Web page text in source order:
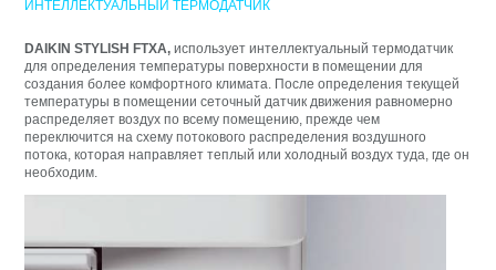
ИНТЕЛЛЕКТУАЛЬНЫЙ ТЕРМОДАТЧИК
DAIKIN STYLISH FTXA, использует интеллектуальный термодатчик
для определения температуры поверхности в помещении для
создания более комфортного климата. После определения текущей
температуры в помещении сеточный датчик движения равномерно
распределяет воздух по всему помещению, прежде чем
переключится на схему потокового распределения воздушного
потока, которая направляет теплый или холодный воздух туда, где он
необходим.